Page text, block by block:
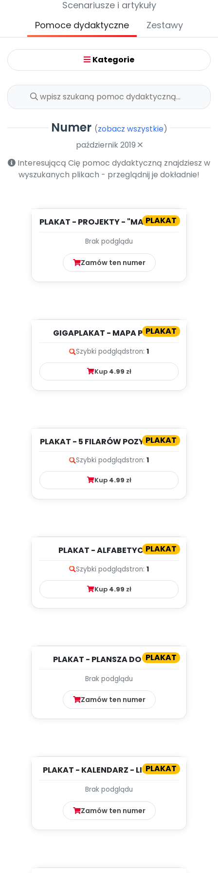
PromocjeScenariusze i artykuły
Pomoce dydaktyczne
Zestawy
Kategorie
Numer (zobacz wszystkie)
październik 2019
Interesującą Cię pomoc dydaktyczną znajdziesz w
wyszukanych plikach - przeglądnij je dokładnie!
PLAKAT
PLAKAT - PROJEKTY - "MAŁY MIŚ W
Brak podglądu
Zamów ten numer
PLAKAT
GIGAPLAKAT - MAPA POLSKI
Szybki podglądstron: 1
Kup 4.99 zł
PLAKAT
PLAKAT - 5 FILARÓW POZYTYWNEJ
Szybki podglądstron: 1
Kup 4.99 zł
PLAKAT
PLAKAT - ALFABETYCZNA
Szybki podglądstron: 1
Kup 4.99 zł
PLAKAT
PLAKAT - PLANSZA DO GRY -
BAJKI...
Brak podglądu
Zamów ten numer
PLAKAT
PLAKAT - KALENDARZ - LISTOPAD
Brak podglądu
Zamów ten numer